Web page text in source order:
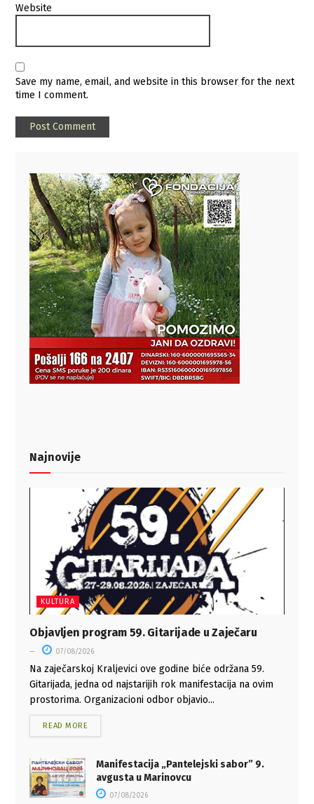
Website
Save my name, email, and website in this browser for the next
time I comment.
Najnovije
KULTURA
Objavljen program 59. Gitarijade u Zaječaru
07/08/2026
Na zaječarskoj Kraljevici ove godine biće održana 59.
Gitarijada, jedna od najstarijih rok manifestacija na ovim
prostorima. Organizacioni odbor objavio...
READ MORE
Manifestacija „Pantelejski sabor” 9.
avgusta u Marinovcu
07/08/2026